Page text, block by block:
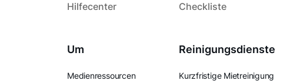
Hilfecenter
Checkliste
Um
Medienressourcen
Reinigungsdienste
Kurzfristige Mietreinigung